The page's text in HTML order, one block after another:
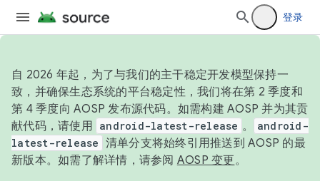
登录
自 2026 年起，为了与我们的主干稳定开发模型保持一
致，并确保生态系统的平台稳定性，我们将在第 2 季度和
第 4 季度向 AOSP 发布源代码。如需构建 AOSP 并为其贡
献代码，请使用 android-latest-release 。
android-
latest-release 清单分支将始终引用推送到 AOSP 的最
新版本。如需了解详情，请参阅 AOSP 变更。